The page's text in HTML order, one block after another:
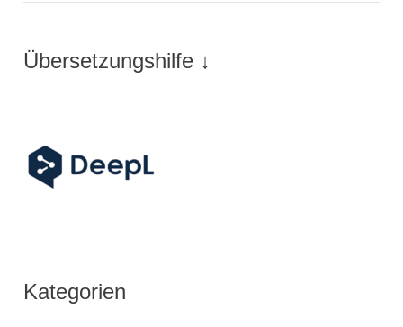
Übersetzungshilfe ↓
Kategorien